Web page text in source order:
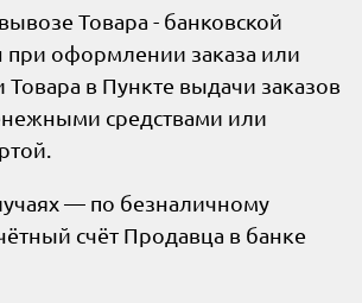
Товара - банковской
при оформлении заказа или
Товара в Пункте выдачи заказов
средствами или
— по безналичному
счёт Продавца в банке